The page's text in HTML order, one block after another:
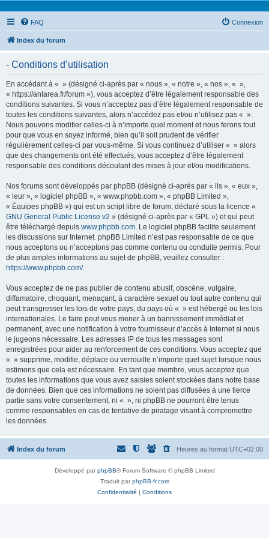
FAQ Connexion
Index du forum
- Conditions d’utilisation
En accédant à « » (désigné ci-après par « nous », « notre », « nos », « »,
« https://antarea.fr/forum »), vous acceptez d’être légalement responsable des
conditions suivantes. Si vous n’acceptez pas d’être légalement responsable de
toutes les conditions suivantes, alors n’accédez pas et/ou n’utilisez pas « ».
Nous pouvons modifier celles-ci à n’importe quel moment et nous ferons tout
pour que vous en soyez informé, bien qu’il soit prudent de vérifier
régulièrement celles-ci par vous-même. Si vous continuez d’utiliser « » alors
que des changements ont été effectués, vous acceptez d’être légalement
responsable des conditions découlant des mises à jour et/ou modifications.
Nos forums sont développés par phpBB (désigné ci-après par « ils », « eux »,
« leur », « logiciel phpBB », « www.phpbb.com », « phpBB Limited »,
« Équipes phpBB ») qui est un script libre de forum, déclaré sous la licence «
GNU General Public License v2 » (désigné ci-après par « GPL ») et qui peut
être téléchargé depuis www.phpbb.com. Le logiciel phpBB facilite seulement
les discussions sur Internet. phpBB Limited n’est pas responsable de ce que
nous acceptons ou n’acceptons pas comme contenu ou conduite permis. Pour
de plus amples informations au sujet de phpBB, veuillez consulter :
https://www.phpbb.com/.
Vous acceptez de ne pas publier de contenu abusif, obscène, vulgaire,
diffamatoire, choquant, menaçant, à caractère sexuel ou tout autre contenu qui
peut transgresser les lois de votre pays, du pays où « » est hébergé ou les lois
internationales. Le faire peut vous mener à un bannissement immédiat et
permanent, avec une notification à votre fournisseur d’accès à Internet si nous
le jugeons nécessaire. Les adresses IP de tous les messages sont
enregistrées pour aider au renforcement de ces conditions. Vous acceptez que
« » supprime, modifie, déplace ou verrouille n’importe quel sujet lorsque nous
estimons que cela est nécessaire. En tant que membre, vous acceptez que
toutes les informations que vous avez saisies soient stockées dans notre base
de données. Bien que ces informations ne soient pas diffusées à une tierce
partie sans votre consentement, ni « », ni phpBB ne pourront être tenus
comme responsables en cas de tentative de piratage visant à compromettre
les données.
Index du forum Heures au format UTC+02:00
Développé parphpBB® Forum Software © phpBB Limited
Traduit parphpBB-fr.com
Confidentialité | Conditions